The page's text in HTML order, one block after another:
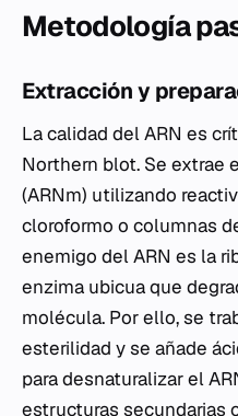
Metodología
Extracción y
La calidad del ARN es
Northern blot. Se extrae
(ARNm) utilizando
cloroformo o columnas
enemigo del ARN es la
enzima ubicua que
molécula. Por ello, se
esterilidad y se añade
para desnaturalizar el
estructuras secundarias